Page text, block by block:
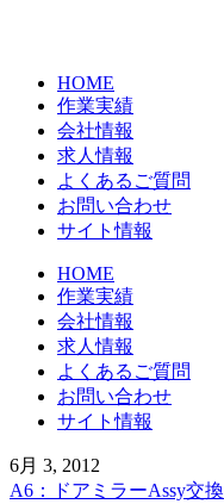
HOME
作業実績
会社情報
求人情報
よくあるご質問
お問い合わせ
サイト情報
HOME
作業実績
会社情報
求人情報
よくあるご質問
お問い合わせ
サイト情報
6月 3, 2012
A6：ドアミラーAssy交換